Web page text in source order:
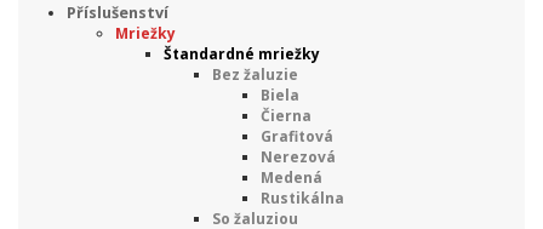
Příslušenství
Mriežky
Štandardné mriežky
Bez žaluzie
Biela
Čierna
Grafitová
Nerezová
Medená
Rustikálna
So žaluziou